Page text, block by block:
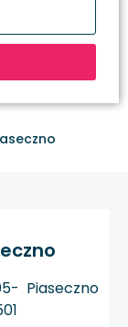
Piaseczno